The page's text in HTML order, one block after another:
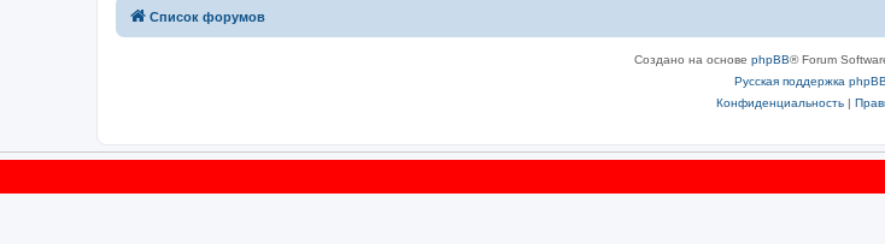
Список форумов
Создано на основе phpBB® Forum
Русская поддержка phpBB
Конфиденциальность|